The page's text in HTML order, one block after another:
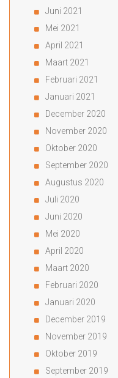
Juni 2021
Mei 2021
April 2021
Maart 2021
Februari 2021
Januari 2021
December 2020
November 2020
Oktober 2020
September 2020
Augustus 2020
Juli 2020
Juni 2020
Mei 2020
April 2020
Maart 2020
Februari 2020
Januari 2020
December 2019
November 2019
Oktober 2019
September 2019